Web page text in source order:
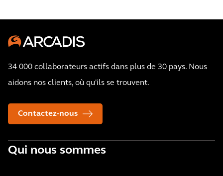
34 000 collaborateurs actifs dans plus de 30 pays. Nous
aidons nos clients, où qu'ils se trouvent.
Contactez-nous
Qui nous sommes